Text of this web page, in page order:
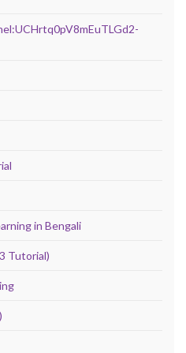
in Bengali
3 Tutorial)